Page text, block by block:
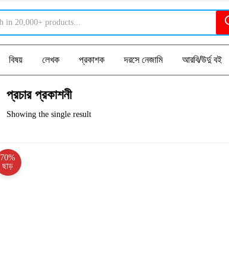
বিষয় লেখক প্রকাশক দরসে নেজামি আরবি/উর্দু বই
প্রচার প্রকাশনী
Showing the single result
70%
ছাড়